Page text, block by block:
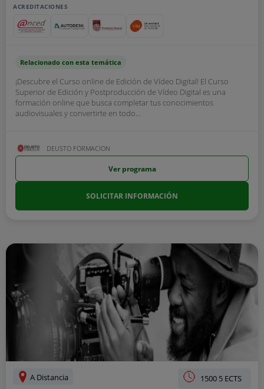
ACREDITACIONES
Relacionado con esta temática
¡Descubre el Curso online de Edición de Vídeo Digital! El Curso
Superior de Edición y Postproducción de Vídeo Digital es una
formación online que busca completar tus conocimientos
audiovisuales y convertirte en todo...
DEUSTO FORMACION
Ver programa
SOLICITAR INFORMACIÓN
A Distancia 1500 5 ECTS